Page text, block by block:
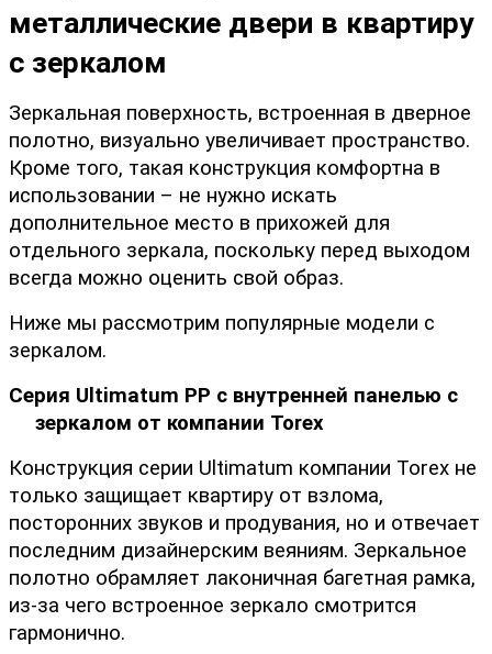
металлические двери в квартиру
с зеркалом
Зеркальная поверхность, встроенная в дверное
полотно, визуально увеличивает пространство.
Кроме того, такая конструкция комфортна в
использовании – не нужно искать
дополнительное место в прихожей для
отдельного зеркала, поскольку перед выходом
всегда можно оценить свой образ.
Ниже мы рассмотрим популярные модели с
зеркалом.
Серия Ultimatum PP с внутренней панелью с
зеркалом от компании Torex
Конструкция серии Ultimatum компании Torex не
только защищает квартиру от взлома,
посторонних звуков и продувания, но и отвечает
последним дизайнерским веяниям. Зеркальное
полотно обрамляет лаконичная багетная рамка,
из-за чего встроенное зеркало смотрится
гармонично.